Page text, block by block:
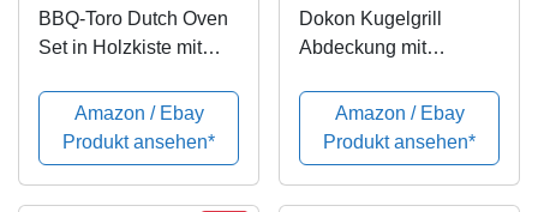
BBQ-Toro Dutch Oven
Set in Holzkiste mit
Gusseisen - bereits
eingebrannt (7-teilig)
Amazon / Ebay
Produkt ansehen*
Dokon Kugelgrill
Abdeckung mit
Spanngurt, Rund BBQ
Grillabdeckung
Wasserdicht,
Winddicht, UV-
Amazon / Ebay
Produkt ansehen*